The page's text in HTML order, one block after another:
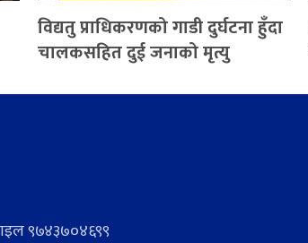
विद्यतु प्राधिकरणको गाडी दुर्घटना हुँदा
चालकसहित दुई जनाको मृत्यु
९७४३७०४६९९